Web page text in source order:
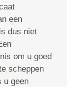
een
dus niet
om u goed
scheppen
u geen